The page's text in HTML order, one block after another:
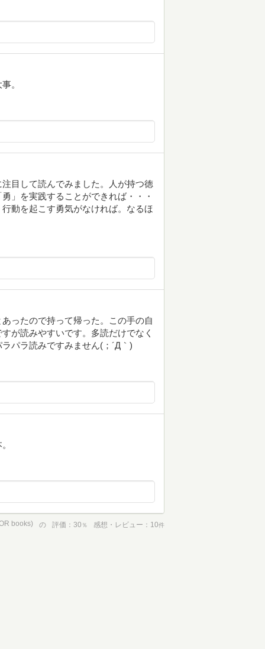
。
目して読んでみました。人が持つ徳
」を実践することができれば・・・
動を起こす勇気がなければ。なるほ
ったので持って帰った。この手の自
が読みやすいです。多読だけでなく
パラ読みですみません(；´Д｀)
books) の 評価 30 ％ 感想・レビュー 10件